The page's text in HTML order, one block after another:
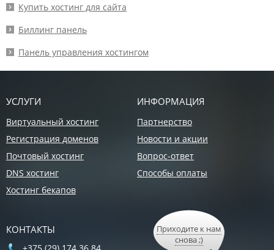
Купить хостинг для сайта
Биллинг панель
Панель управления хостингом
УСЛУГИ
Виртуальный хостинг
Регистрация доменов
Почтовый хостинг
DNS хостинг
Хостинг бекапов
ИНФОРМАЦИЯ
Партнерство
Новости и акции
Вопрос-ответ
Способы оплаты
КОНТАКТЫ
+375 (29) 174 36 84
Приходите к нам
снова ;)